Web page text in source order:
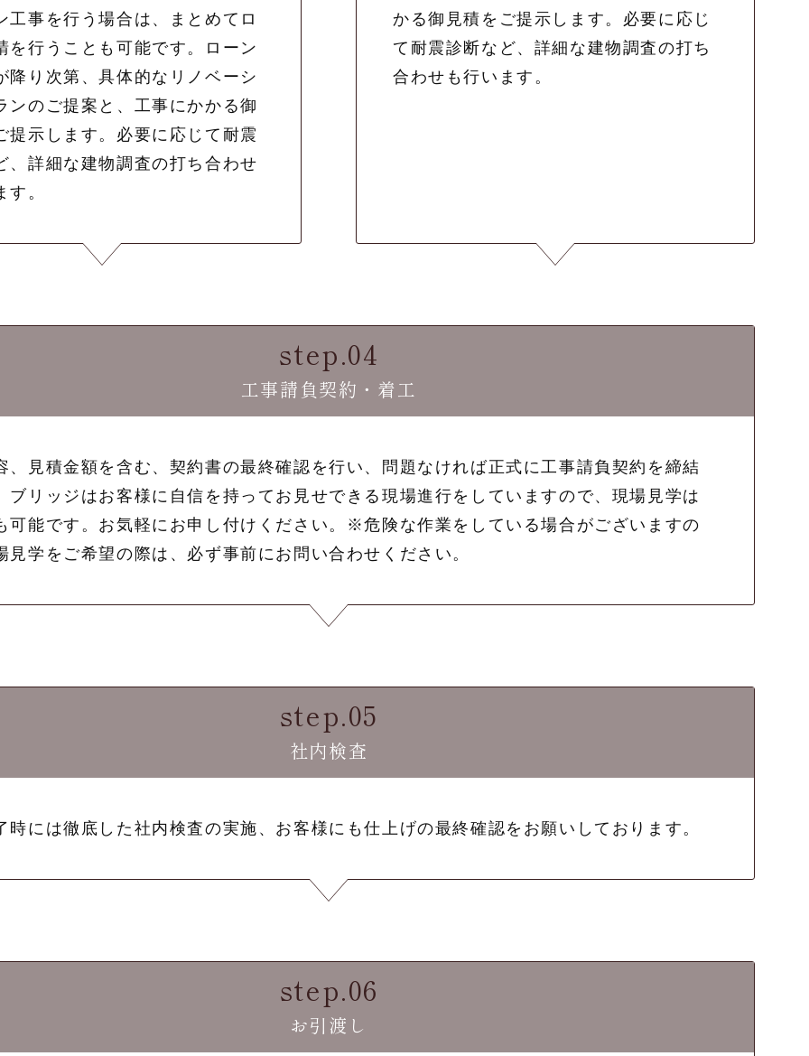
工事を行う場合は、まとめてロ
を行うことも可能です。ローン
降り次第、具体的なリノベーシ
ンのご提案と、工事にかかる御
提示します。必要に応じて耐震
、詳細な建物調査の打ち合わせ
す。
かる御見積をご提示します。必要に応じ
て耐震診断など、詳細な建物調査の打ち
合わせも行います。
step.04
工事請負契約・着工
、見積金額を含む、契約書の最終確認を行い、問題なければ正式に工事請負契約を締結
ブリッジはお客様に自信を持ってお見せできる現場進行をしていますので、現場見学は
可能です。お気軽にお申し付けください。※危険な作業をしている場合がございますの
見学をご希望の際は、必ず事前にお問い合わせください。
step.05
社内検査
時には徹底した社内検査の実施、お客様にも仕上げの最終確認をお願いしております。
step.06
お引渡し